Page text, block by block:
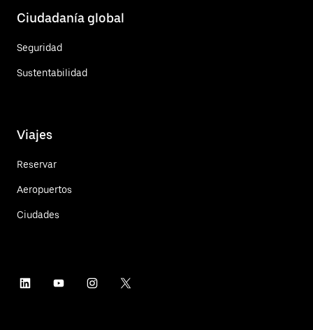
Ciudadanía global
Seguridad
Sustentabilidad
Viajes
Reservar
Aeropuertos
Ciudades